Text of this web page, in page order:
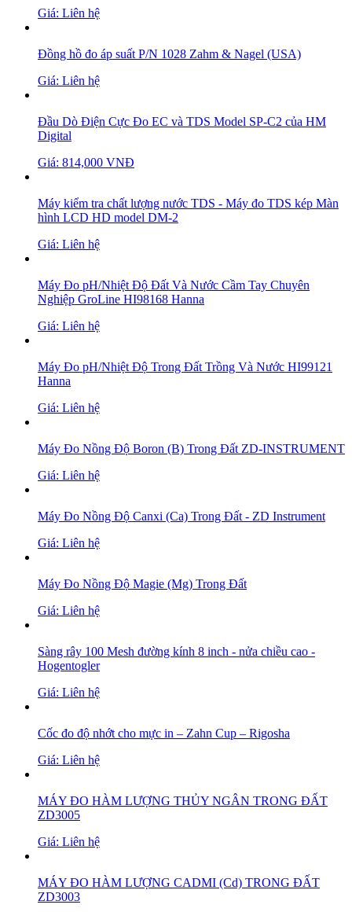
Giá: Liên hệ
Đồng hồ đo áp suất P/N 1028 Zahm & Nagel (USA)
Giá: Liên hệ
Đầu Dò Điện Cực Đo EC và TDS Model SP-C2 của HM
Digital
Giá: 814,000 VNĐ
Máy kiểm tra chất lượng nước TDS - Máy đo TDS kép Màn
hình LCD HD model DM-2
Giá: Liên hệ
Máy Đo pH/Nhiệt Độ Đất Và Nước Cầm Tay Chuyên
Nghiệp GroLine HI98168 Hanna
Giá: Liên hệ
Máy Đo pH/Nhiệt Độ Trong Đất Trồng Và Nước HI99121
Hanna
Giá: Liên hệ
Máy Đo Nồng Độ Boron (B) Trong Đất ZD-INSTRUMENT
Giá: Liên hệ
Máy Đo Nồng Độ Canxi (Ca) Trong Đất - ZD Instrument
Giá: Liên hệ
Máy Đo Nồng Độ Magie (Mg) Trong Đất
Giá: Liên hệ
Sàng rây 100 Mesh đường kính 8 inch - nửa chiều cao -
Hogentogler
Giá: Liên hệ
Cốc đo độ nhớt cho mực in – Zahn Cup – Rigosha
Giá: Liên hệ
MÁY ĐO HÀM LƯỢNG THỦY NGÂN TRONG ĐẤT
ZD3005
Giá: Liên hệ
MÁY ĐO HÀM LƯỢNG CADMI (Cd) TRONG ĐẤT
ZD3003